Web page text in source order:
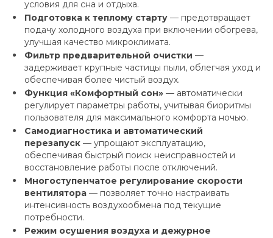
условия для сна и отдыха.
Подготовка к теплому старту — предотвращает
подачу холодного воздуха при включении обогрева,
улучшая качество микроклимата.
Фильтр предварительной очистки —
задерживает крупные частицы пыли, облегчая уход и
обеспечивая более чистый воздух.
Функция «Комфортный сон» — автоматически
регулирует параметры работы, учитывая биоритмы
пользователя для максимального комфорта ночью.
Самодиагностика и автоматический
перезапуск — упрощают эксплуатацию,
обеспечивая быстрый поиск неисправностей и
восстановление работы после отключений.
Многоступенчатое регулирование скорости
вентилятора — позволяет точно настраивать
интенсивность воздухообмена под текущие
потребности.
Режим осушения воздуха и дежурное